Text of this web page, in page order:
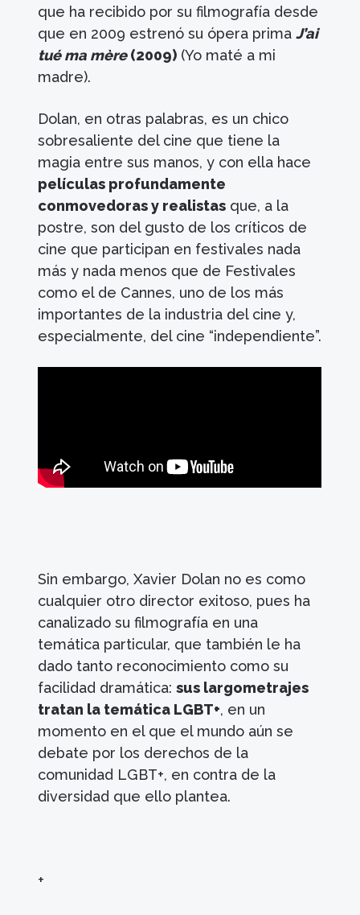
que ha recibido por su filmografía desde
que en 2009 estrenó su ópera primaJ’ai
tué ma mère(2009) (Yo maté a mi
madre).
Dolan, en otras palabras, es un chico
sobresaliente del cine que tiene la
magia entre sus manos, y con ella hace
películas profundamente
conmovedoras y realistas que, a la
postre, son del gusto de los críticos de
cine que participan en festivales nada
más y nada menos que de Festivales
como el de Cannes, uno de los más
importantes de la industria del cine y,
especialmente, del cine “independiente”.
Sin embargo, Xavier Dolan no es como
cualquier otro director exitoso, pues ha
canalizado su filmografía en una
temática particular, que también le ha
dado tanto reconocimiento como su
facilidad dramática:sus largometrajes
tratan la temática LGBT+, en un
momento en el que el mundo aún se
debate por los derechos de la
comunidad LGBT+, en contra de la
diversidad que ello plantea.
+